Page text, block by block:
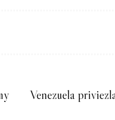
Venezuela